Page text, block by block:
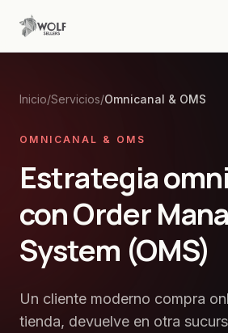
Inicio/Servicios/Omnicanal & OMS
OMNICANAL & OMS
Estrategia
con Order
System (OMS)
Un cliente moderno compra
tienda, devuelve en otra